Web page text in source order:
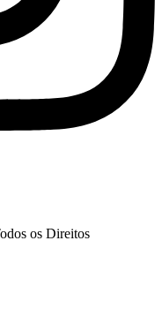
os Direitos